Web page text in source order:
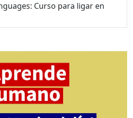
Curso para ligar en